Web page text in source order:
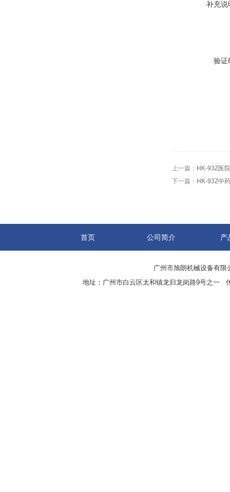
补充说
验证
上一篇： HK-93Z医
下一篇： HK-93Z中
首页 公司简介 产
广州市旭朗机械设备有限
地址：广州市白云区太和镇龙归龙岗路9号之一